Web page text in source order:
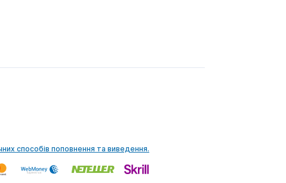
способів поповнення та виведення.